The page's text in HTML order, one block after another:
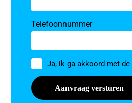
Telefoonnummer
Toestemming
Ja, ik ga akkoord met de